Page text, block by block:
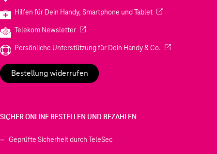
Hilfen für Dein Handy, Smartphone und Tablet(Wird in einem
Telekom Newsletter(Wird in einem neuen Tab geöffnet)
Persönliche Unterstützung für Dein Handy & Co. (Wird in einem
Bestellung widerrufen
SICHER ONLINE BESTELLEN UND BEZAHLEN
Geprüfte Sicherheit durch TeleSec